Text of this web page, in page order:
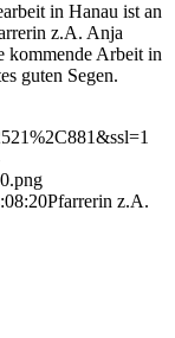
in Hanau ist an
z.A. Anja
kommende Arbeit in
guten Segen.
Pfarrerin z.A.